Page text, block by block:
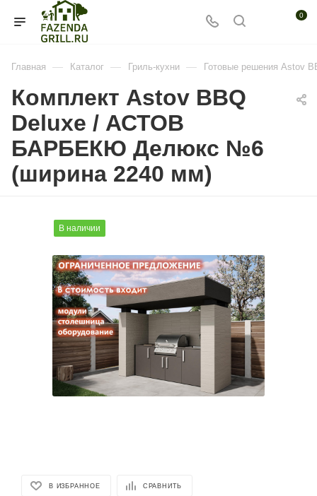
0
Главная — Каталог — Гриль-кухни — Готовые решения
Комплект Astov BBQ
Deluxe / АСТОВ
БАРБЕКЮ Делюкс №6
(ширина 2240 мм)
В наличии
В ИЗБРАННОЕ СРАВНИТЬ